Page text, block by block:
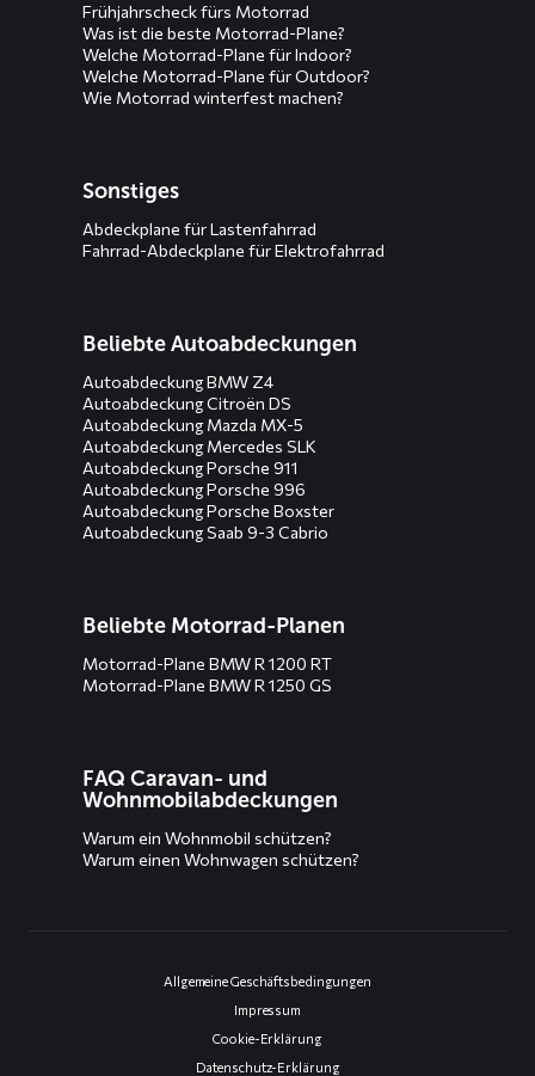
Frühjahrscheck fürs Motorrad
Was ist die beste Motorrad-Plane?
Welche Motorrad-Plane für Indoor?
Welche Motorrad-Plane für Outdoor?
Wie Motorrad winterfest machen?
Sonstiges
Abdeckplane für Lastenfahrrad
Fahrrad-Abdeckplane für Elektrofahrrad
Beliebte Autoabdeckungen
Autoabdeckung BMW Z4
Autoabdeckung Citroën DS
Autoabdeckung Mazda MX-5
Autoabdeckung Mercedes SLK
Autoabdeckung Porsche 911
Autoabdeckung Porsche 996
Autoabdeckung Porsche Boxster
Autoabdeckung Saab 9-3 Cabrio
Beliebte Motorrad-Planen
Motorrad-Plane BMW R 1200 RT
Motorrad-Plane BMW R 1250 GS
FAQ Caravan- und
Wohnmobilabdeckungen
Warum ein Wohnmobil schützen?
Warum einen Wohnwagen schützen?
Allgemeine Geschäftsbedingungen
Impressum
Cookie-Erklärung
Datenschutz-Erklärung